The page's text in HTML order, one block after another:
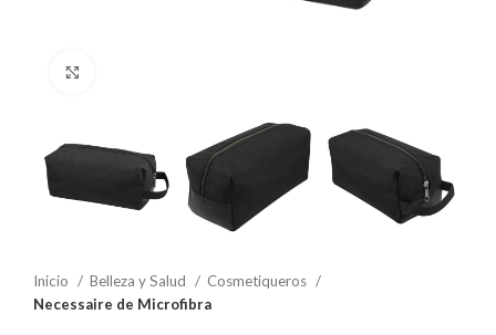
Inicio Belleza y Salud
Cosmetiqueros
Necessaire de Microfibra